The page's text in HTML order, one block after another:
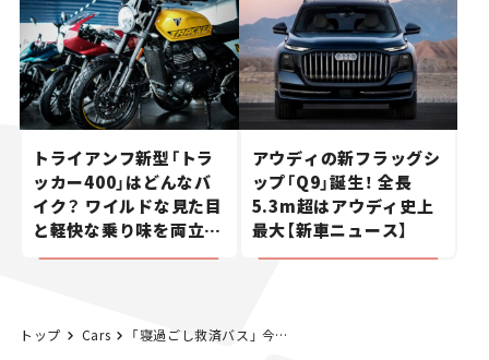
トライアンフ新型「トラ
ッカー400」はどんなバ
イク？ ワイルドな見た目
と軽快な乗り味を両立し
た400ccフラットトラッ
アウディの新フラッグシ
ップ「Q9」誕生！ 全長
5.3m超はアウディ史上
最大【新車ニュース】
トップ Cars 「寝過ごし救済バス」 今年も運行します！ 欧州のナイトバスもご紹介